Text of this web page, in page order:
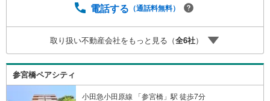
予約をする」ボタンからお問い合わせください。※必ずYah
スライトは出金と譲渡はできません。ご案内・詳細な資料
のご請求はお気軽にどうぞ♪お電話でのお問い合わせも常
時受け付けております！お気軽にお問い合わせください。
電話する （通話料無料）
取り扱い不動産会社をもっと見る（全6社）
参宮橋ペアシティ
小田急小田原線 「参宮橋」駅 徒歩7分